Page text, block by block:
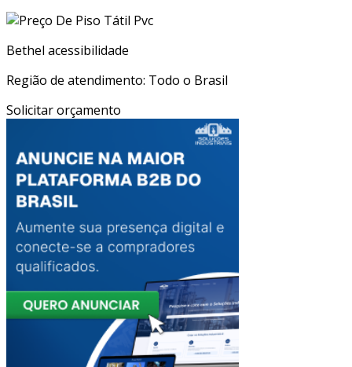
Bethel acessibilidade
Região de atendimento: Todo o Brasil
Solicitar orçamento